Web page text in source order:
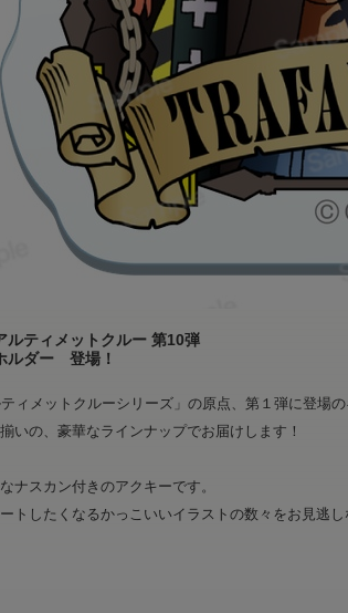
ティメットクルー 第10弾
ルダー 登場！
ィメットクルーシリーズ」の原点、第１弾に登場
いの、豪華なラインナップでお届けします！
ナスカン付きのアクキーです。
トしたくなるかっこいいイラストの数々をお見逃し